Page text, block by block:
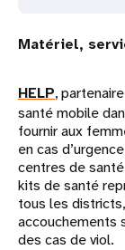
Matériel,
HELP,
santé mobile
fournir aux
en cas
centres de
kits de santé
tous les
accouchements
des cas de viol.